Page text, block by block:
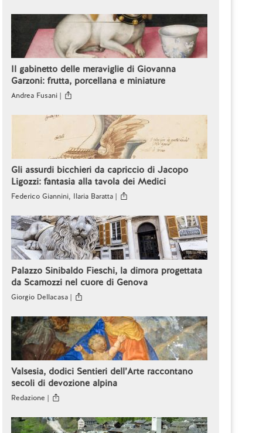
Il gabinetto delle meraviglie di Giovanna
Garzoni: frutta, porcellana e miniature
Andrea Fusani |
Gli assurdi bicchieri da capriccio di Jacopo
Ligozzi: fantasia alla tavola dei Medici
Federico Giannini, Ilaria Baratta |
Palazzo Sinibaldo Fieschi, la dimora progettata
da Scamozzi nel cuore di Genova
Giorgio Dellacasa |
Valsesia, dodici Sentieri dell’Arte raccontano
secoli di devozione alpina
Redazione |